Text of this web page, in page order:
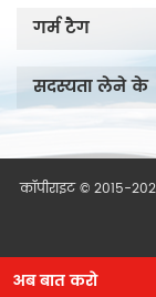
गर्म टैग
सदस्यता लेने के
कॉपीराइट © 2015-
अब बात करो